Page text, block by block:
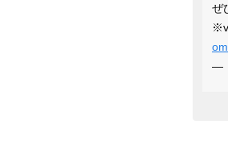
ぜ
—